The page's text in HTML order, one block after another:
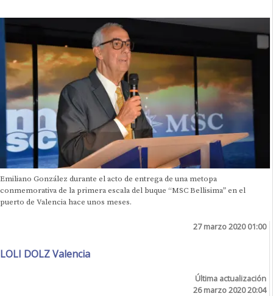
Emiliano González durante el acto de entrega de una metopa
conmemorativa de la primera escala del buque “MSC Bellisima” en el
puerto de Valencia hace unos meses.
27 marzo 2020 01:00
LOLI DOLZ Valencia
Última actualización
26 marzo 2020 20:04